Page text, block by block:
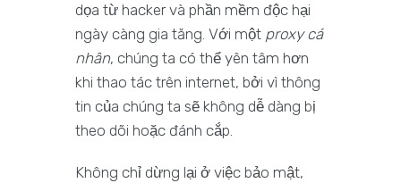
dọa từ hacker và phần mềm độc hại
ngày càng gia tăng. Với một proxy cá
nhân, chúng ta có thể yên tâm hơn
khi thao tác trên internet, bởi vì thông
tin của chúng ta sẽ không dễ dàng bị
theo dõi hoặc đánh cắp.
Không chỉ dừng lại ở việc bảo mật,